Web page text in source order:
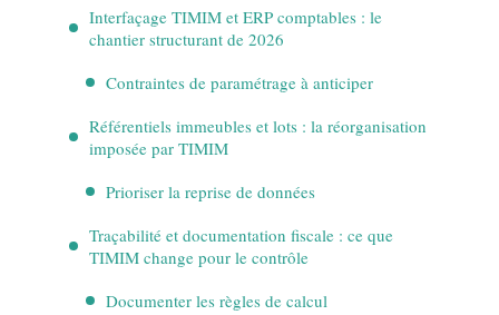
Interfaçage TIMIM et ERP comptables : le
chantier structurant de 2026
Contraintes de paramétrage à anticiper
Référentiels immeubles et lots : la réorganisation
imposée par TIMIM
Prioriser la reprise de données
Traçabilité et documentation fiscale : ce que
TIMIM change pour le contrôle
Documenter les règles de calcul